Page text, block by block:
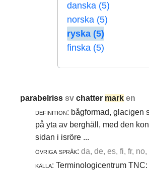
danska (5)
norska (5)
ryska (5)
finska (5)
parabelrisssvchatter mark en
definition: bågformad, glacigen
på yta av berghäll, med den
sidan i isröre ...
övriga språk: da, de, es, fi, fr, no,
källa: Terminologicentrum TNC: